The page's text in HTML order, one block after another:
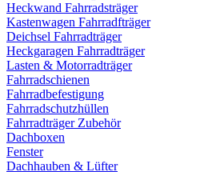
Heckwand Fahrradsträger
Kastenwagen Fahrradfträger
Deichsel Fahrradträger
Heckgaragen Fahrradträger
Lasten & Motorradträger
Fahrradschienen
Fahrradbefestigung
Fahrradschutzhüllen
Fahrradträger Zubehör
Dachboxen
Fenster
Dachhauben & Lüfter